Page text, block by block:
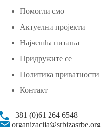
Помогли смо
Актуелни пројекти
Најчешћа питања
Придружите се
Политика приватности
Контакт
+381 (0)61 264 6548
organizacija@srbizasrbe.org